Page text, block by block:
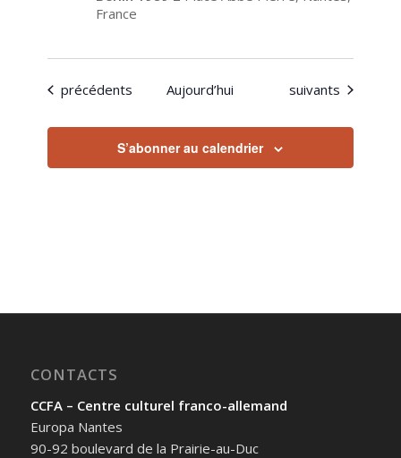
France
Évènements
précédents Aujourd’hui Évènements
suivants
S’abonner au calendrier
CONTACTS
CCFA – Centre culturel franco-allemand
Europa Nantes
90-92 boulevard de la Prairie-au-Duc